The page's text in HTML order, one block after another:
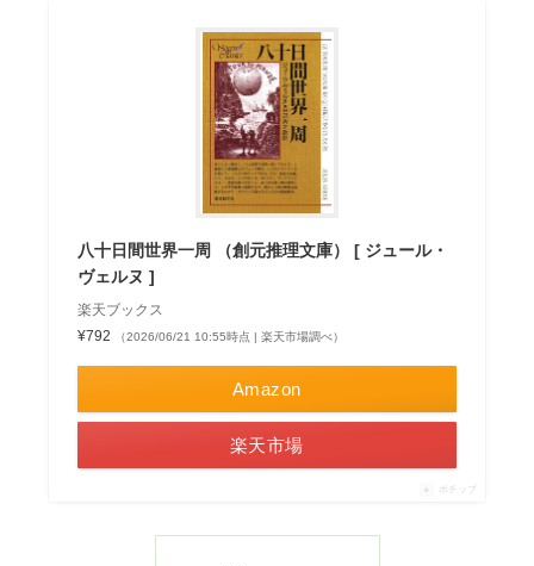
八十日間世界一周 （創元推理文庫） [ ジュール・
ヴェルヌ ]
楽天ブックス
¥792
（2026/06/21 10:55時点 | 楽天市場調べ）
Amazon
楽天市場
ポチップ